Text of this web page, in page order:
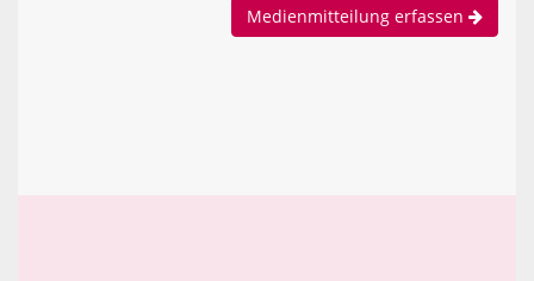
Medienmitteilung erfassen